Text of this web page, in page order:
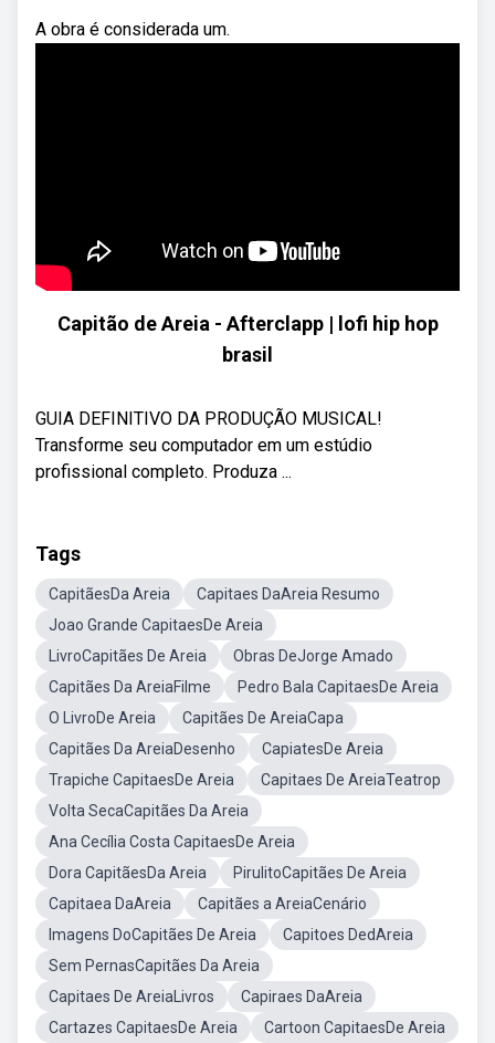
A obra é considerada um.
Capitão de Areia - Afterclapp | lofi hip hop
brasil
GUIA DEFINITIVO DA PRODUÇÃO MUSICAL!
Transforme seu computador em um estúdio
profissional completo. Produza ...
Tags
CapitãesDa Areia
Capitaes DaAreia Resumo
Joao Grande CapitaesDe Areia
LivroCapitães De Areia
Obras DeJorge Amado
Capitães Da AreiaFilme
Pedro Bala CapitaesDe Areia
O LivroDe Areia
Capitães De AreiaCapa
Capitães Da AreiaDesenho
CapiatesDe Areia
Trapiche CapitaesDe Areia
Capitaes De AreiaTeatrop
Volta SecaCapitães Da Areia
Ana Cecília Costa CapitaesDe Areia
Dora CapitãesDa Areia
PirulitoCapitães De Areia
Capitaea DaAreia
Capitães a AreiaCenário
Imagens DoCapitães De Areia
Capitoes DedAreia
Sem PernasCapitães Da Areia
Capitaes De AreiaLivros
Capiraes DaAreia
Cartazes CapitaesDe Areia
Cartoon CapitaesDe Areia